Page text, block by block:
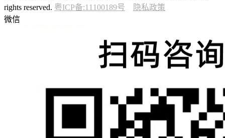
rights reserved. 粤ICP备:11100189号
隐私政策
微信